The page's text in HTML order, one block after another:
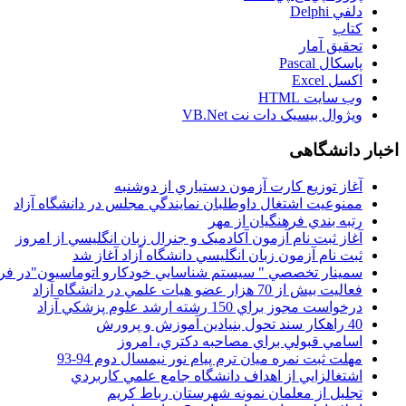
دلفي Delphi
کتاب
تحقيق آمار
پاسکال Pascal
اکسل Excel
وب سايت HTML
ويژوال بيسيک دات نت VB.Net
اخبار دانشگاهی
آغاز توزيع کارت آزمون دستياري از دوشنبه
ممنوعيت اشتغال داوطلبان نمايندگي مجلس در دانشگاه آزاد
رتبه بندي فرهنگيان از مهر
آغاز ثبت نام آزمون آکادميک و جنرال زبان انگليسي از امروز
ثبت نام آزمون زبان انگليسي دانشگاه آزاد آغاز شد
سمينار تخصصي " سيستم شناسايي خودکارو اتوماسيون"در
فعاليت بيش از 70 هزار عضو هيات علمي در دانشگاه آزاد
درخواست مجوز براي 150 رشته ارشد علوم پزشکي آزاد
40 راهکار سند تحول بنيادين آموزش و پرورش
اسامي قبولي براي مصاحبه دکتري، امروز
مهلت ثبت نمره میان ترم پیام نور نیمسال دوم 94-93
اشتغالزايي از اهداف دانشگاه جامع علمي کاربردي
تجليل از معلمان نمونه شهرستان رباط کريم